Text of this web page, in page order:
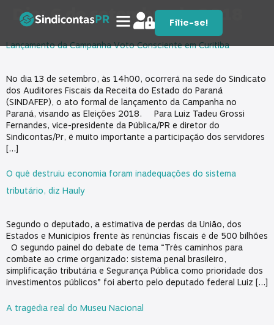
Filie-se!
Dia:6 de setembro de 2018
Lançamento da Campanha Voto Consciente em Curitiba
No dia 13 de setembro, às 14h00, ocorrerá na sede do Sindicato
dos Auditores Fiscais da Receita do Estado do Paraná
(SINDAFEP), o ato formal de lançamento da Campanha no
Paraná, visando as Eleições 2018. Para Luiz Tadeu Grossi
Fernandes, vice-presidente da Pública/PR e diretor do
Sindicontas/Pr, é muito importante a participação dos servidores
[…]
O quê destruiu economia foram inadequações do sistema
tributário, diz Hauly
Segundo o deputado, a estimativa de perdas da União, dos
Estados e Municípios frente às renúncias fiscais é de 500 bilhões
O segundo painel do debate de tema “Três caminhos para
combate ao crime organizado: sistema penal brasileiro,
simplificação tributária e Segurança Pública como prioridade dos
investimentos públicos” foi aberto pelo deputado federal Luiz […]
A tragédia real do Museu Nacional